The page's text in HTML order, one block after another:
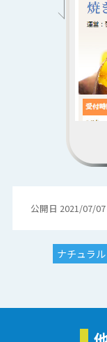
公開日 2021/07/
ナチュラル